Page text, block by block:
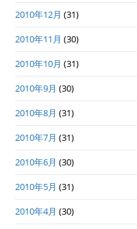
2010年12月 (31)
2010年11月 (30)
2010年10月 (31)
2010年9月 (30)
2010年8月 (31)
2010年7月 (31)
2010年6月 (30)
2010年5月 (31)
2010年4月 (30)